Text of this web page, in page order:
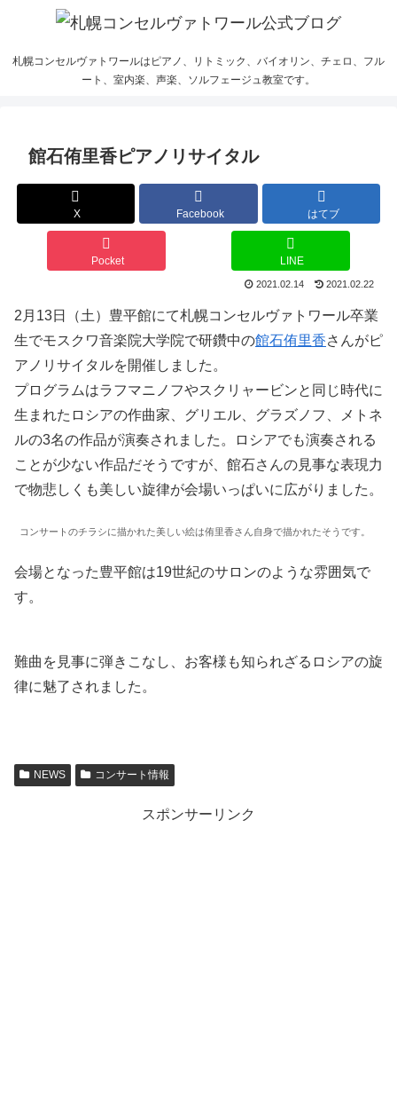
札幌コンセルヴァトワールはピアノ、リトミック、バイオリン、チェロ、フル
ート、室内楽、声楽、ソルフェージュ教室です。
館石侑里香ピアノリサイタル
X Facebook はてブ
Pocket LINE
2021.02.14 2021.02.22
2月13日（土）豊平館にて札幌コンセルヴァトワール卒業
生でモスクワ音楽院大学院で研鑽中の館石侑里香さんがピ
アノリサイタルを開催しました。
プログラムはラフマニノフやスクリャービンと同じ時代に
生まれたロシアの作曲家、グリエル、グラズノフ、メトネ
ルの3名の作品が演奏されました。ロシアでも演奏される
ことが少ない作品だそうですが、館石さんの見事な表現力
で物悲しくも美しい旋律が会場いっぱいに広がりました。
コンサートのチラシに描かれた美しい絵は侑里香さん自身で描かれたそうです。
会場となった豊平館は19世紀のサロンのような雰囲気で
す。
難曲を見事に弾きこなし、お客様も知られざるロシアの旋
律に魅了されました。
NEWS コンサート情報
スポンサーリンク